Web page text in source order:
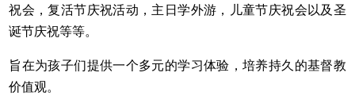
祝会，复活节庆祝活动，主日学外游，儿童节庆祝会以及圣
诞节庆祝等等。
旨在为孩子们提供一个多元的学习体验，培养持久的基督教
价值观。